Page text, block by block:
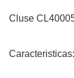
Cluse
Caracteristicas: